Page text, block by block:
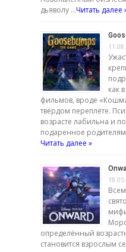
дьяволу …Читать далее
как
фильмов, вроде
твёрдом переплёте.
возрасте лабильна и
подаренное
Читать далее »
определённый
становится взрослым